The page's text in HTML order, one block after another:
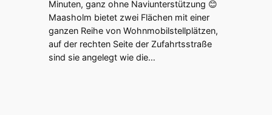
Minuten, ganz ohne Naviunterstützung 😊
Maasholm bietet zwei Flächen mit einer
ganzen Reihe von Wohnmobilstellplätzen,
auf der rechten Seite der Zufahrtsstraße
sind sie angelegt wie die…